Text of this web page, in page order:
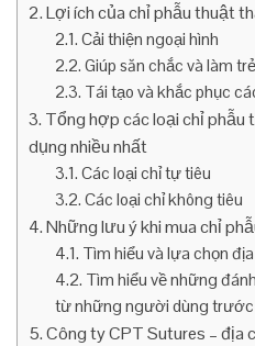
Lợi ích của chỉ phẫu thuật
Cải thiện ngoại hình
Giúp săn chắc và làm
Tái tạo và khắc phục
Tổng hợp các loại chỉ
dụng nhiều nhất
Các loại chỉ tự tiêu
Các loại chỉ không tiêu
Những lưu ý khi mua chỉ
Tìm hiểu và lựa chọn
Tìm hiểu về những
từ những người dùng trước
Công ty CPT Sutures – địa